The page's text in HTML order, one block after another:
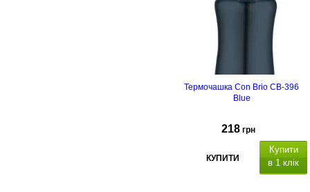
Термочашка Con Brio CB-396
Blue
218 грн
КУПИТИ
Купити
в 1 клік